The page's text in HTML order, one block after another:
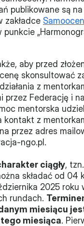
publikowane są
zakładce
punkcie
aby przed
skonsultować
z
przez Federację i
mentorska
kontakt z
przez adres
ngo.pl.
ciągły,
składać od 04
2025 roku
rundach.
miesiącu
miesiąca.